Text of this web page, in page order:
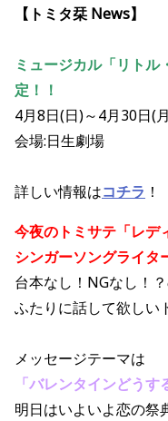
【トミタ栞 News】
ミュージカル「リト
定！！
4月8日(日)～4月30日(
会場:日生劇場
詳しい情報はコチラ ！
今夜のトミサテ「レデ
シンガーソングライタ
台本なし！NGなし！
ふたりに話して欲しい
メッセージテーマは
「バレンタインどうす
明日はいよいよ恋の祭